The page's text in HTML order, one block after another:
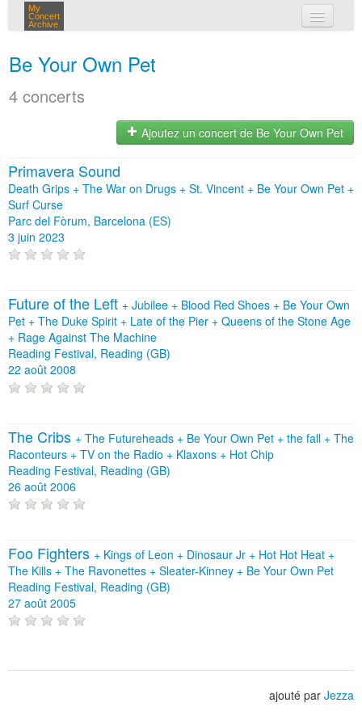
My
Concert
Archive
Be Your Own Pet
4 concerts
Ajoutez un concert de Be Your Own Pet
Primavera Sound
Death Grips + The War on Drugs + St. Vincent + Be Your Own Pet +
Surf Curse
Parc del Fòrum, Barcelona (ES)
3 juin 2023
Future of the Left + Jubilee + Blood Red Shoes + Be Your Own
Pet + The Duke Spirit + Late of the Pier + Queens of the Stone Age
+ Rage Against The Machine
Reading Festival, Reading (GB)
22 août 2008
The Cribs + The Futureheads + Be Your Own Pet + the fall + The
Raconteurs + TV on the Radio + Klaxons + Hot Chip
Reading Festival, Reading (GB)
26 août 2006
Foo Fighters + Kings of Leon + Dinosaur Jr + Hot Hot Heat +
The Kills + The Ravonettes + Sleater-Kinney + Be Your Own Pet
Reading Festival, Reading (GB)
27 août 2005
ajouté par Jezza